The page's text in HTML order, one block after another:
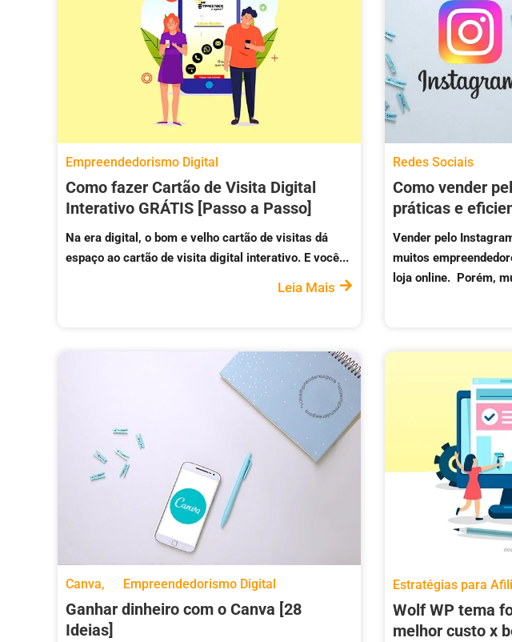
Empreendedorismo Digital
Como fazer Cartão de Visita Digital
Interativo GRÁTIS [Passo a Passo]
Na era digital, o bom e velho cartão de visitas dá
espaço ao cartão de visita digital interativo. E você...
Leia Mais
Redes Sociais
Como vender
práticas e
Vender pelo
muitos
loja online. Porém,
Canva, Empreendedorismo Digital
Ganhar dinheiro com o Canva [28
Ideias]
Estratégias para
Wolf WP tema
melhor custo x